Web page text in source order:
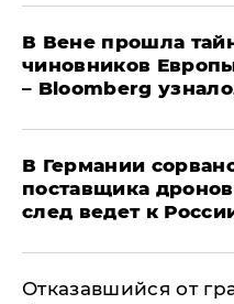
В Вене прошла
чиновников
– Bloomberg
​В Германии
поставщика
след ведет к
Отказавшийся от